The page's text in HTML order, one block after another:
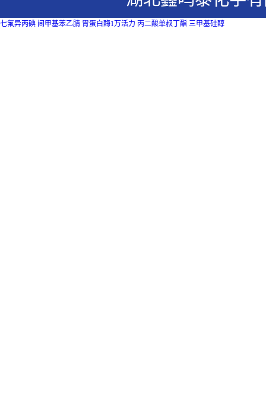
七氟异丙碘 间甲基苯乙腈 胃蛋白酶1万活力 丙二酸单叔丁酯 三甲基硅醇